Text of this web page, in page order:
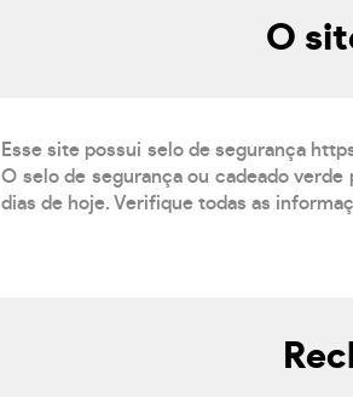
O
Esse site possui selo de segurança
O selo de segurança ou cadeado
dias de hoje. Verifique todas as